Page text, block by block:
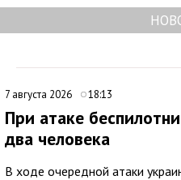
7 августа 2026 18:13
При атаке
два человека
В ходе очередной атаки